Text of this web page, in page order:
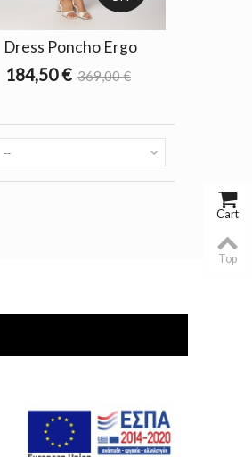
Dress Poncho Ergo
184,50 € 369,00 €
--
Cart
Top